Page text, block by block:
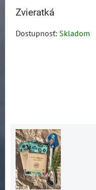
Zvieratká
Dostupnosť: Skladom